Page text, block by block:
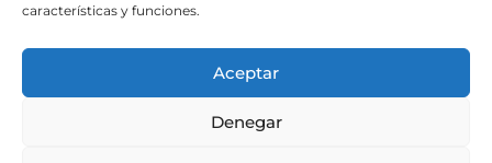
características y funciones.
Aceptar
Denegar
C. Don Jaime I, 34 duplicado,
© 2026 Innova Zaragoza